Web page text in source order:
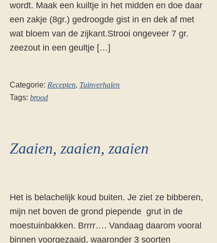
wordt. Maak een kuiltje in het midden en doe daar
een zakje (8gr.) gedroogde gist in en dek af met
wat bloem van de zijkant.Strooi ongeveer 7 gr.
zeezout in een geultje […]
Categorie: Recepten, Tuinverhalen
Tags: brood
Zaaien, zaaien, zaaien
Het is belachelijk koud buiten. Je ziet ze bibberen,
mijn net boven de grond piepende grut in de
moestuinbakken. Brrrr…. Vandaag daarom vooral
binnen voorgezaaid, waaronder 3 soorten